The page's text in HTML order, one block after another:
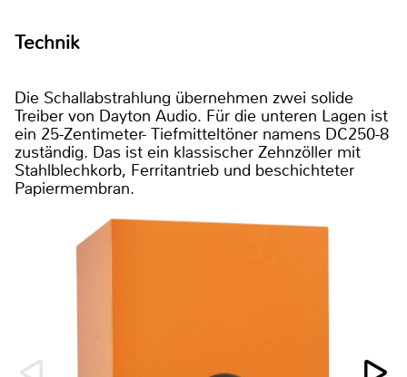
Technik
Die Schallabstrahlung übernehmen zwei solide
Treiber von Dayton Audio. Für die unteren Lagen ist
ein 25-Zentimeter- Tiefmitteltöner namens DC250-8
zuständig. Das ist ein klassischer Zehnzöller mit
Stahlblechkorb, Ferritantrieb und beschichteter
Papiermembran.